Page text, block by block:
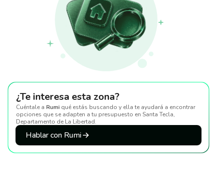
¿Te interesa esta zona?
Cuéntale a Rumi qué estás buscando y ella te ayudará a encontrar
opciones que se adapten a tu presupuesto en Santa Tecla,
Departamento de La Libertad.
Hablar con Rumi